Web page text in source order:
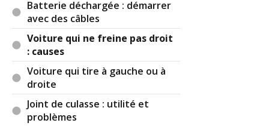
faisant tourner pour sentir une dureté sur une
roue qui ferai chauffer.
Parnabilnabnab
(2021-12-31 20:19:43) :
champion
ParAdmin
(2022-01-02 09:44:39) : A voir si cet internaute
dispose de toutes ses synapses.
Batterie déchargée : démarrer
avec des câbles
Voiture qui ne freine pas droit
: causes
Voiture qui tire à gauche ou à
droite
Joint de culasse : utilité et
problèmes